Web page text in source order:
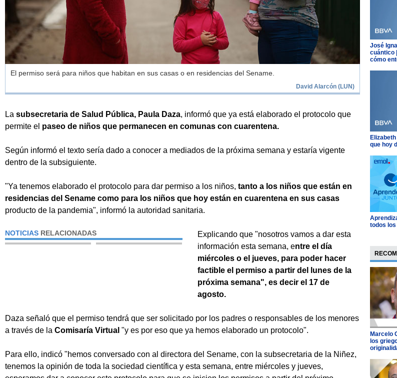
El permiso será para niños que habitan en sus casas o en residencias del Sename.
David Alarcón (LUN)
La subsecretaria de Salud Pública, Paula Daza, informó que ya está elaborado el protocolo que
permite el paseo de niños que permanecen en comunas con cuarentena.
Según informó el texto sería dado a conocer a mediados de la próxima semana y estaría vigente
dentro de la subsiguiente.
"Ya tenemos elaborado el protocolo para dar permiso a los niños, tanto a los niños que están en
residencias del Sename como para los niños que hoy están en cuarentena en sus casas
producto de la pandemia", informó la autoridad sanitaria.
NOTICIAS RELACIONADAS
Explicando que "nosotros vamos a dar esta
información esta semana, entre el día
miércoles o el jueves, para poder hacer
factible el permiso a partir del lunes de la
próxima semana", es decir el 17 de
agosto.
Daza señaló que el permiso tendrá que ser solicitado por los padres o responsables de los menores
a través de la Comisaría Virtual "y es por eso que ya hemos elaborado un protocolo".
Para ello, indicó "hemos conversado con al directora del Sename, con la subsecretaria de la Niñez,
tenemos la opinión de toda la sociedad científica y esta semana, entre miércoles y jueves,
José
cuántico
cómo
que hoy
todos
Marcelo
los